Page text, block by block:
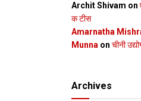
Archit Shivam on
क टीस
Amarnatha
Munna on चीनी
Archives